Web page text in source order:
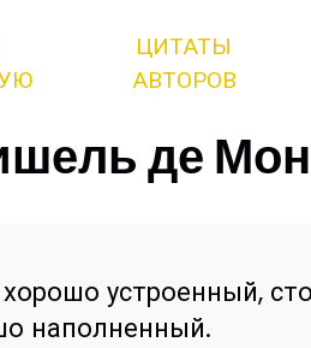
ЦИТАТЫ
АВТОРОВ
де
устроенный,
наполненный.